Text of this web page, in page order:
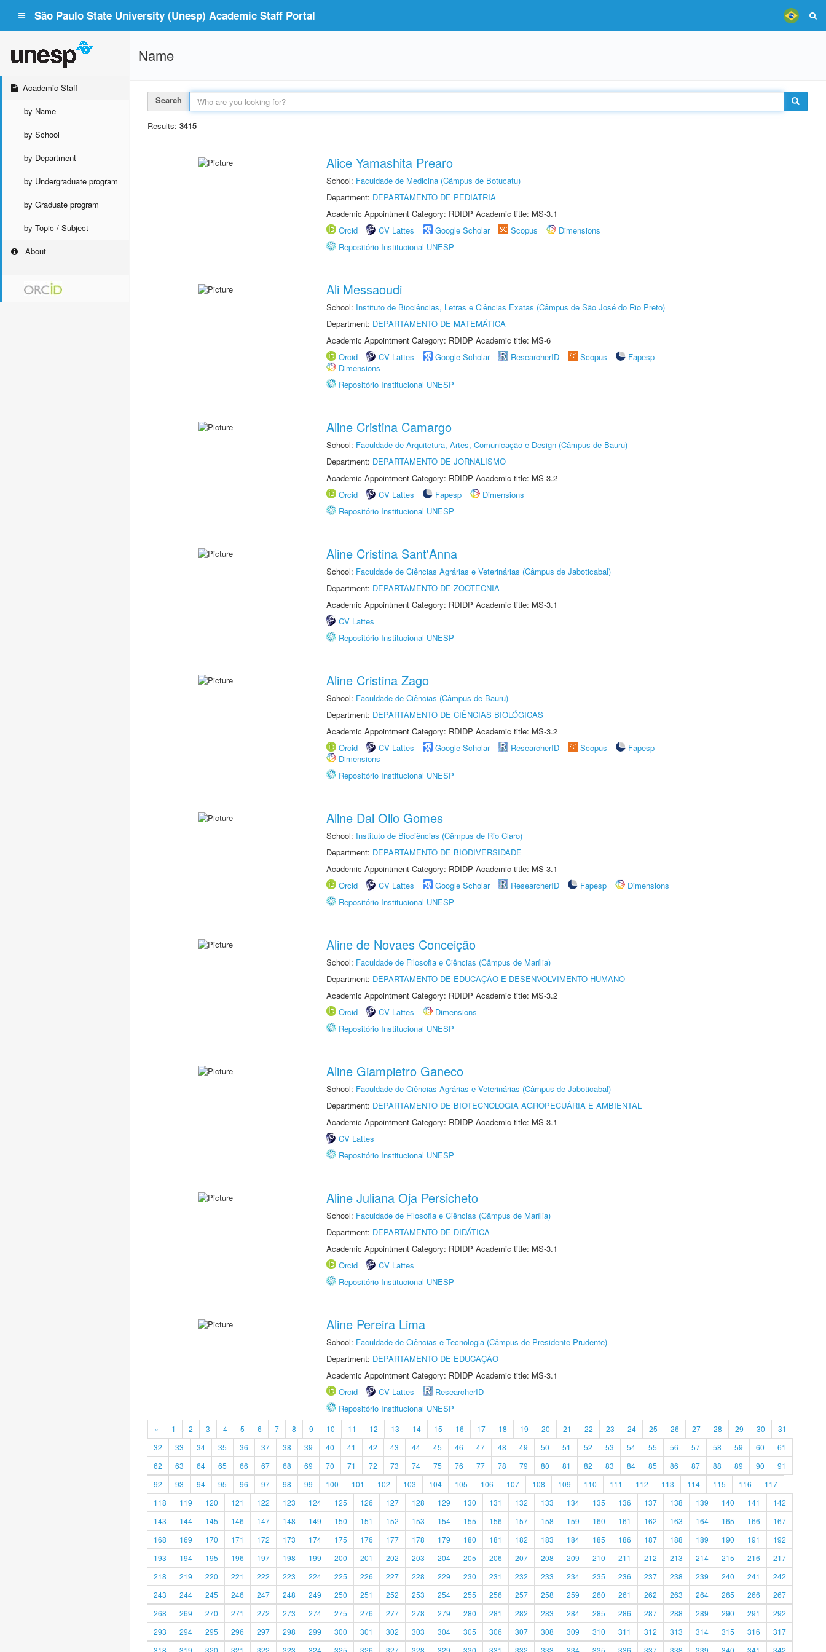
São Paulo State University (Unesp) Academic Staff Portal
Academic Staff
by Name
by School
by Department
by Undergraduate program
by Graduate program
by Topic / Subject
About
Name
Search
Results: 3415
Alice Yamashita Prearo
School: Faculdade de Medicina (Câmpus de Botucatu)
Department: DEPARTAMENTO DE PEDIATRIA
Academic Appointment Category: RDIDP Academic title: MS-3.1
Orcid
CV Lattes Google Scholar Scopus
Dimensions
Repositório Institucional UNESP
Ali Messaoudi
School: Instituto de Biociências, Letras e Ciências Exatas (Câmpus de São José do Rio Preto)
Department: DEPARTAMENTO DE MATEMÁTICA
Academic Appointment Category: RDIDP Academic title: MS-6
Orcid
CV Lattes Google Scholar ResearcherID Scopus
Fapesp
Dimensions
Repositório Institucional UNESP
Aline Cristina Camargo
School: Faculdade de Arquitetura, Artes, Comunicação e Design (Câmpus de Bauru)
Department: DEPARTAMENTO DE JORNALISMO
Academic Appointment Category: RDIDP Academic title: MS-3.2
Orcid
CV Lattes Fapesp
Dimensions
Repositório Institucional UNESP
Aline Cristina Sant'Anna
School: Faculdade de Ciências Agrárias e Veterinárias (Câmpus de Jaboticabal)
Department: DEPARTAMENTO DE ZOOTECNIA
Academic Appointment Category: RDIDP Academic title: MS-3.1
CV Lattes
Repositório Institucional UNESP
Aline Cristina Zago
School: Faculdade de Ciências (Câmpus de Bauru)
Department: DEPARTAMENTO DE CIÊNCIAS BIOLÓGICAS
Academic Appointment Category: RDIDP Academic title: MS-3.2
Orcid
CV Lattes Google Scholar ResearcherID Scopus
Fapesp
Dimensions
Repositório Institucional UNESP
Aline Dal Olio Gomes
School: Instituto de Biociências (Câmpus de Rio Claro)
Department: DEPARTAMENTO DE BIODIVERSIDADE
Academic Appointment Category: RDIDP Academic title: MS-3.1
Orcid
CV Lattes Google Scholar ResearcherID Fapesp
Dimensions
Repositório Institucional UNESP
Aline de Novaes Conceição
School: Faculdade de Filosofia e Ciências (Câmpus de Marília)
Department: DEPARTAMENTO DE EDUCAÇÃO E DESENVOLVIMENTO HUMANO
Academic Appointment Category: RDIDP Academic title: MS-3.2
Orcid
CV Lattes
Dimensions
Repositório Institucional UNESP
Aline Giampietro Ganeco
School: Faculdade de Ciências Agrárias e Veterinárias (Câmpus de Jaboticabal)
Department: DEPARTAMENTO DE BIOTECNOLOGIA AGROPECUÁRIA E AMBIENTAL
Academic Appointment Category: RDIDP Academic title: MS-3.1
CV Lattes
Repositório Institucional UNESP
Aline Juliana Oja Persicheto
School: Faculdade de Filosofia e Ciências (Câmpus de Marília)
Department: DEPARTAMENTO DE DIDÁTICA
Academic Appointment Category: RDIDP Academic title: MS-3.1
Orcid
CV Lattes
Repositório Institucional UNESP
Aline Pereira Lima
School: Faculdade de Ciências e Tecnologia (Câmpus de Presidente Prudente)
Department: DEPARTAMENTO DE EDUCAÇÃO
Academic Appointment Category: RDIDP Academic title: MS-3.1
Orcid
CV Lattes
ResearcherID
Repositório Institucional UNESP
« 1 2 3 4 5 6 7 8 9 10 11 12 13 14 15 16 17 18 19 20 21 22 23 24 25 26 27 28 29 30
31
32
33 34 35 36 37 38 39 40 41 42 43 44 45 46 47 48 49 50 51 52 53 54 55 56 57 58 59 60
61
62
63 64 65 66 67 68 69 70 71 72 73 74 75 76 77 78 79 80 81 82 83 84 85 86 87 88 89 90
91
92
93 94 95 96 97 98 99 100 101 102 103 104 105 106 107 108 109 110 111 112 113 114 115 116
117
118
119 120 121 122 123 124 125 126 127 128 129 130 131 132 133 134 135 136 137 138 139 140 141
142
143
144 145 146 147 148 149 150 151 152 153 154 155 156 157 158 159 160 161 162 163 164 165 166
167
168
169 170 171 172 173 174 175 176 177 178 179 180 181 182 183 184 185 186 187 188 189 190 191
192
193
194 195 196 197 198 199 200 201 202 203 204 205 206 207 208 209 210 211 212 213 214 215 216
217
218
219 220 221 222 223 224 225 226 227 228 229 230 231 232 233 234 235 236 237 238 239 240 241
242
243
244 245 246 247 248 249 250 251 252 253 254 255 256 257 258 259 260 261 262 263 264 265 266
267
268
269 270 271 272 273 274 275 276 277 278 279 280 281 282 283 284 285 286 287 288 289 290 291
292
293
294 295 296 297 298 299 300 301 302 303 304 305 306 307 308 309 310 311 312 313 314 315 316
317
318
319 320 321 322 323 324 325 326 327 328 329 330 331 332 333 334 335 336 337 338 339 340 341 342